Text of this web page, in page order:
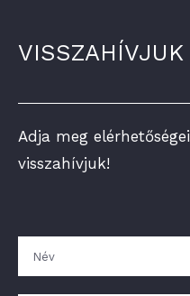
VISSZAHÍVJUK
Adja meg
visszahívjuk!